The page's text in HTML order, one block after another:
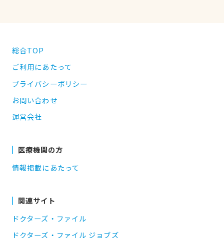
総合TOP
ご利用にあたって
プライバシーポリシー
お問い合わせ
運営会社
医療機関の方
情報掲載にあたって
関連サイト
ドクターズ・ファイル
ドクターズ・ファイル ジョブズ